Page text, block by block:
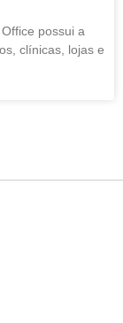
possui a
clínicas, lojas e